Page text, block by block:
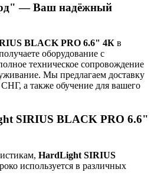
— Ваш надёжный
BLACK PRO 6.6" 4К в
оборудование с
техническое сопровождение
Мы предлагаем доставку
а также обучение для вашего
SIRIUS BLACK PRO 6.6"
HardLight SIRIUS
используется в различных